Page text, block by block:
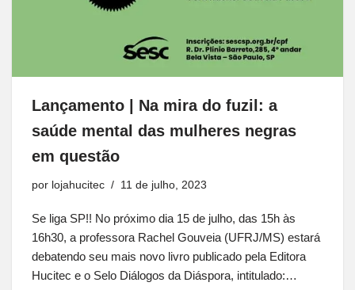
Lançamento | Na mira do fuzil: a
saúde mental das mulheres negras
em questão
por lojahucitec 11 de julho, 2023
Se liga SP!! No próximo dia 15 de julho, das 15h às
16h30, a professora Rachel Gouveia (UFRJ/MS) estará
debatendo seu mais novo livro publicado pela Editora
Hucitec e o Selo Diálogos da Diáspora, intitulado:…